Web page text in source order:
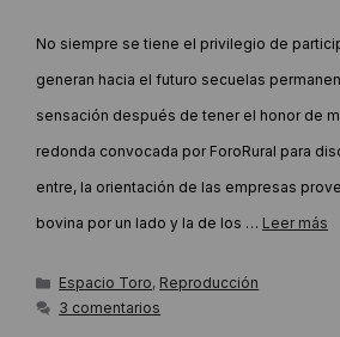
No siempre se tiene el privilegio de
generan hacia el futuro secuelas
sensación después de tener el honor de
redonda convocada por ForoRural para
entre, la orientación de las empresas
bovina por un lado y la de los … Leer más
Categorías
Espacio Toro, Reproducción
3 comentarios